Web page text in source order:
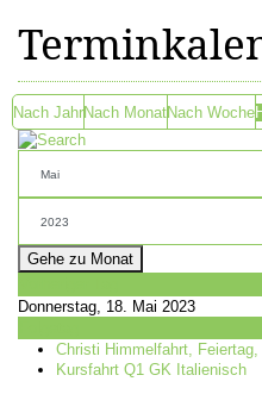
Nach JahrNach MonatNach Woche
Gehe zu Monat
Donnerstag, 18. Mai 2023
Christi Himmelfahrt,
Kursfahrt Q1 GK Italienisch